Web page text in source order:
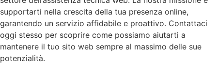
supportarti nella crescita della tua presenza online,
garantendo un servizio affidabile e proattivo. Contattaci
oggi stesso per scoprire come possiamo aiutarti a
mantenere il tuo sito web sempre al massimo delle sue
potenzialità.